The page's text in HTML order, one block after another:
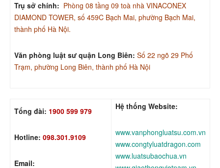
Trụ sở chính: Phòng 08 tầng 09 toà nhà VINACONEX
DIAMOND TOWER, số 459C Bạch Mai, phường Bạch Mai,
thành phố Hà Nội.
Văn phòng luật sư quận Long Biên: Số 22 ngõ 29 Phố
Trạm, phường Long Biên, thành phố Hà Nội
Tổng đài: 1900 599 979
Hotline: 098.301.9109
Email:
Hệ thống Website:
www.vanphongluatsu.com.vn
www.congtyluatdragon.com
www.luatsubaochua.vn